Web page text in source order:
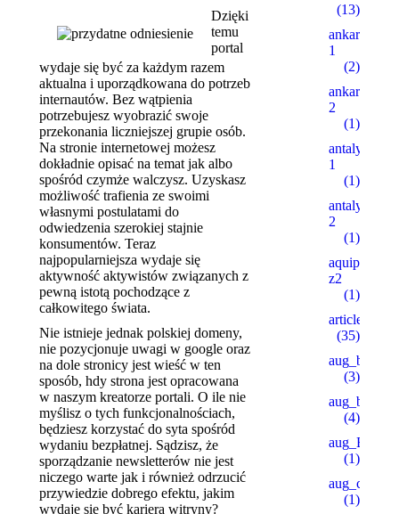
Dzięki
temu
portal
wydaje się być za każdym razem
aktualna i uporządkowana do potrzeb
internautów. Bez wątpienia
potrzebujesz wyobrazić swoje
przekonania liczniejszej grupie osób.
Na stronie internetowej możesz
dokładnie opisać na temat jak albo
spośród czymże walczysz. Uzyskasz
możliwość trafienia ze swoimi
własnymi postulatami do
odwiedzenia szerokiej stajnie
konsumentów. Teraz
najpopularniejsza wydaje się
aktywność aktywistów związanych z
pewną istotą pochodzące z
całkowitego świata.
Nie istnieje jednak polskiej domeny,
nie pozycjonuje uwagi w google oraz
na dole stronicy jest wieść w ten
sposób, hdy strona jest opracowana
w naszym kreatorze portali. O ile nie
myślisz o tych funkcjonalnościach,
będziesz korzystać do syta spośród
wydaniu bezpłatnej. Sądzisz, że
sporządzanie newsletterów nie jest
niczego warte jak i również odrzucić
przywiedzie dobrego efektu, jakim
wydaje się być kariera witryny?
(13)
1
(2)
2
(1)
1
(1)
2
(1)
z2
(1)
articles
(35)
aug_bh
(3)
aug_bt
(4)
aug_BY
(1)
aug_ch_2
(1)